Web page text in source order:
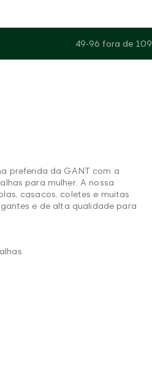
49-96 fora de 109
preferida da GANT com a
para mulher. A nossa
casacos, coletes e muitas
e de alta qualidade para